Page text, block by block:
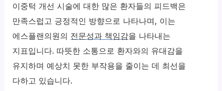
이중턱 개선 시술에 대한 많은 환자들의 피드백은
만족스럽고 긍정적인 방향으로 나타나며, 이는
에스플랜의원의 전문성과 책임감을 나타내는
지표입니다. 따뜻한 소통으로 환자와의 유대감을
유지하며 예상치 못한 부작용을 줄이는 데 최선을
다하고 있습니다.